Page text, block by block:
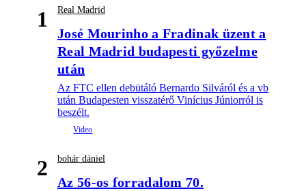
1 Real Madrid
José Mourinho a Fradinak üzent a
Real Madrid budapesti győzelme
után
Az FTC ellen debütáló Bernardo Silváról és a vb
után Budapesten visszatérő Vinícius Júniorról is
beszélt.
2 bohár dániel
Az 56-os forradalom 70.